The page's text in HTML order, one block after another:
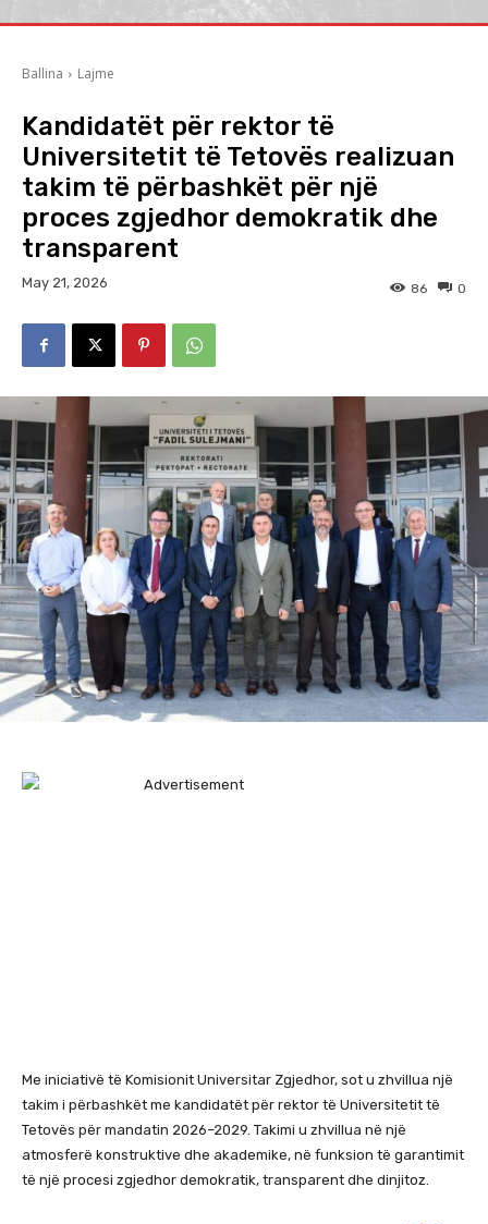
Ballina Lajme
Kandidatët për rektor të
Universitetit të Tetovës realizuan
takim të përbashkët për një
proces zgjedhor demokratik dhe
transparent
May 21, 2026 0
86
Me iniciativë të Komisionit Universitar Zgjedhor, sot u zhvillua një
takim i përbashkët me kandidatët për rektor të Universitetit të
Tetovës për mandatin 2026–2029. Takimi u zhvillua në një
atmosferë konstruktive dhe akademike, në funksion të garantimit
të një procesi zgjedhor demokratik, transparent dhe dinjitoz.